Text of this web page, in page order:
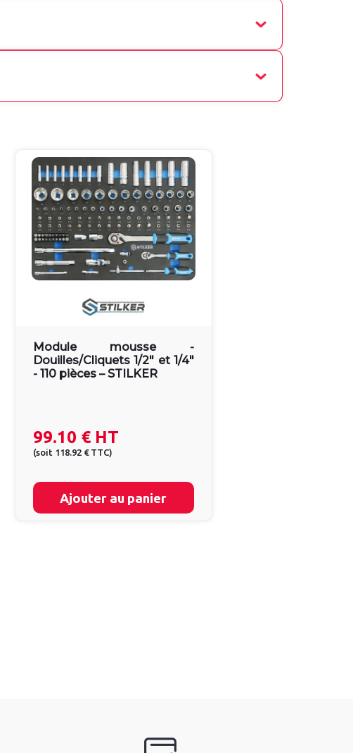
Module mousse -
Douilles/Cliquets 1/2" et 1/4"
- 110 pièces – STILKER
99.10 €HT
(soit 118.92 € TTC)
Ajouter au panier